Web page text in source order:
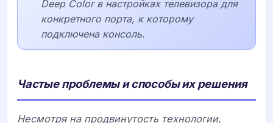
Deep Color в настройках телевизора для
конкретного порта, к которому
подключена консоль.
Частые проблемы и способы их решения
Несмотря на продвинутость технологии,